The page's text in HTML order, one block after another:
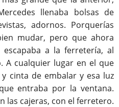
llenaba bolsas de
adornos. Porquerías
mudar, pero que ahora
a la ferretería, al
A cualquier lugar en el que
cinta de embalar y esa luz
entraba por la ventana.
las cajeras, con el ferretero.